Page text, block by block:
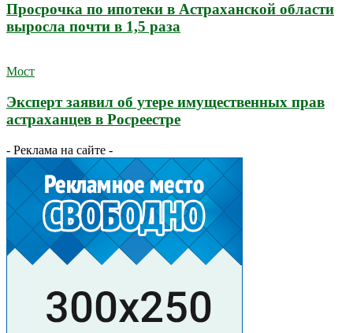
Просрочка по ипотеки в Астраханской области
выросла почти в 1,5 раза
Мост
Эксперт заявил об утере имущественных прав
астраханцев в Росреестре
- Реклама на сайте -